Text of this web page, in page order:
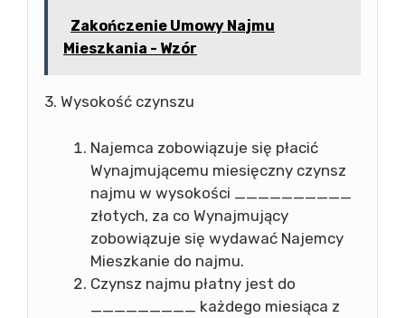
Zakończenie Umowy Najmu
Mieszkania - Wzór
3. Wysokość czynszu
Najemca zobowiązuje się płacić
Wynajmującemu miesięczny czynsz
najmu w wysokości __________
złotych, za co Wynajmujący
zobowiązuje się wydawać Najemcy
Mieszkanie do najmu.
Czynsz najmu płatny jest do
_________ każdego miesiąca z